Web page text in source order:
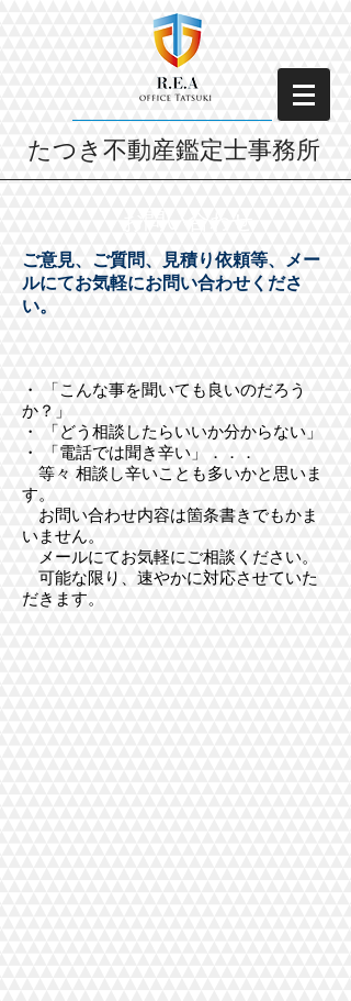
たつき不動産鑑定士事務所
・ 「こんな事を聞いても良いのだろう
か？」
・ 「どう相談したらいいか分からない」
・ 「電話では聞き辛い」．．．
等々 相談し辛いことも多いかと思いま
す。
​ お問い合わせ内容は箇条書きでもかま
いません。
​ メールにてお気軽にご相談ください。
可能な限り、速やかに対応させていた
だきます。
ご意見、ご質問、見積り依頼等、メー
ルにてお気軽にお問い合わせくださ
い。